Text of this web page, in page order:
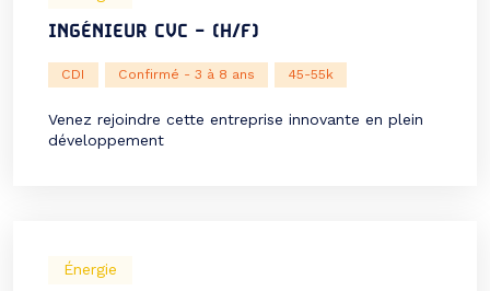
INGÉNIEUR CVC – (H/F)
CDI Confirmé - 3 à 8 ans 45-55k
Venez rejoindre cette entreprise innovante en plein
développement
Énergie